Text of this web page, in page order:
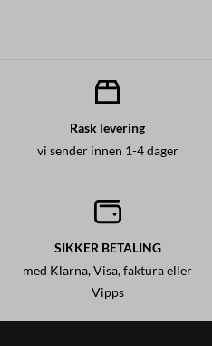
Rask levering
vi sender innen 1-4 dager
SIKKER BETALING
med Klarna, Visa, faktura eller
Vipps